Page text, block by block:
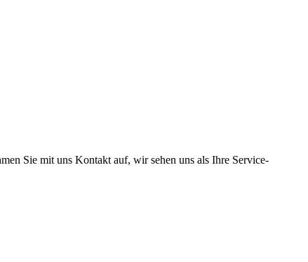
Sie mit uns Kontakt auf, wir sehen uns als Ihre Service-